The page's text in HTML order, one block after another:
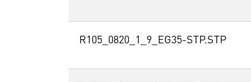
R105_0820_1_9_EG35-STP.STP